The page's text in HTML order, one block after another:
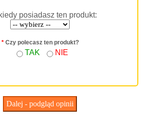
posiadasz ten produkt:
*Czy polecasz ten produkt?
TAK NIE